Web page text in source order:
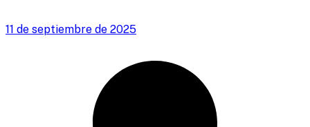
11 de septiembre de 2025